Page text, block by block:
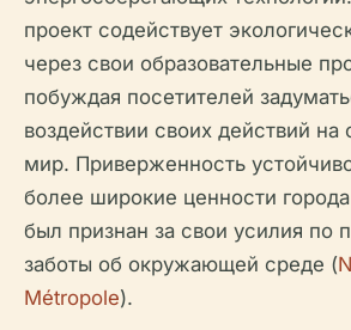
проект содействует
через свои образовательные
побуждая посетителей
воздействии своих действий
мир. Приверженность
более широкие ценности
был признан за свои усилия по
заботы об окружающей среде (
Métropole).